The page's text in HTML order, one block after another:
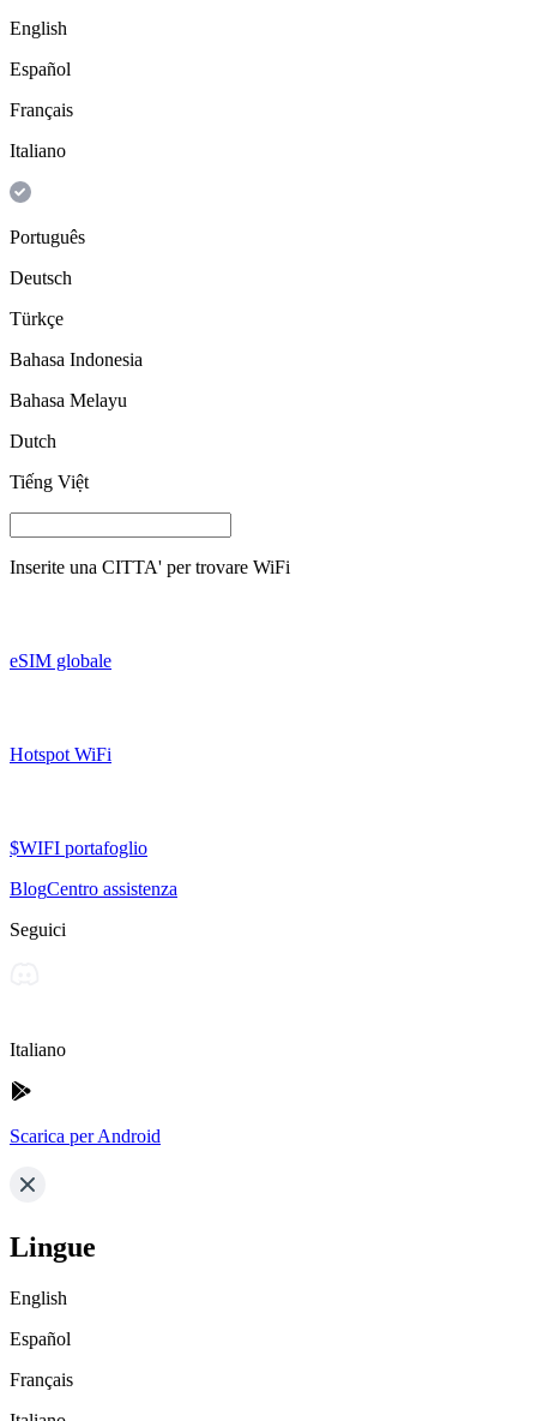
English
Español
Français
Italiano
Português
Deutsch
Türkçe
Bahasa Indonesia
Bahasa Melayu
Dutch
Tiếng Việt
Inserite una CITTA' per trovare WiFi
eSIM globale
Hotspot WiFi
$WIFI portafoglio
BlogCentro assistenza
Seguici
Italiano
Scarica per Android
Lingue
English
Español
Français